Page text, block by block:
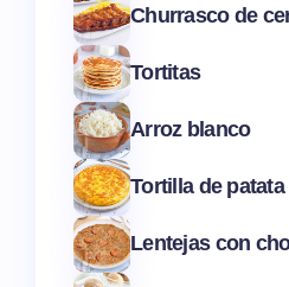
Churrasco de
Tortitas
Arroz blanco
Tortilla de patata
Lentejas con